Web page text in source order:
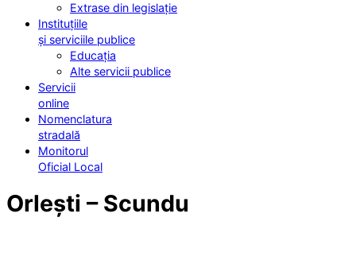
Extrase din legislație
Instituțiile
și serviciile publice
Educația
Alte servicii publice
Servicii
online
Nomenclatura
stradală
Monitorul
Oficial Local
Orlești – Scundu